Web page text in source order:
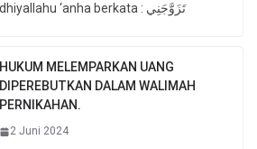
Ta’ala Dari Aisyah radhiyallahu ‘anha berkata : تَزَوَّجَنِي
HUKUM MELEMPARKAN UANG
DIPEREBUTKAN DALAM WALIMAH
PERNIKAHAN.
2 Juni 2024